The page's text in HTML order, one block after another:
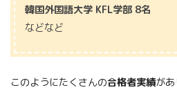
韓国外国語大学 KFL学部 8名
などなど
このようにたくさんの合格者実績が